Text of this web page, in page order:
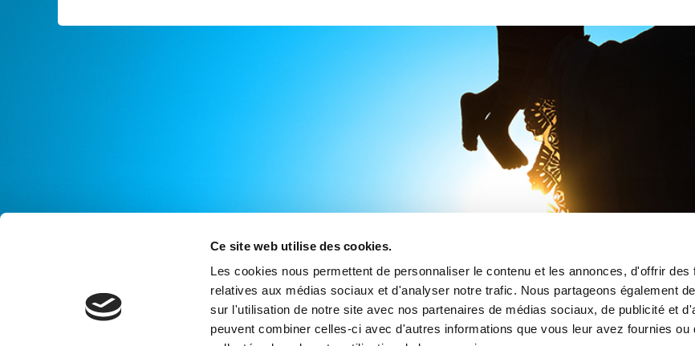
Ce site web utilise des cookies.
Les cookies nous permettent de personnaliser le contenu et les annonces, d'offrir des
relatives aux médias sociaux et d'analyser notre trafic. Nous partageons également
sur l'utilisation de notre site avec nos partenaires de médias sociaux, de publicité et
peuvent combiner celles-ci avec d'autres informations que vous leur avez fournies ou